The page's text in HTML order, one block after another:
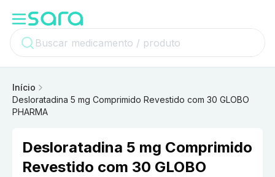
Início
Desloratadina 5 mg Comprimido Revestido com 30 GLOBO
PHARMA
Desloratadina 5 mg Comprimido
Revestido com 30 GLOBO